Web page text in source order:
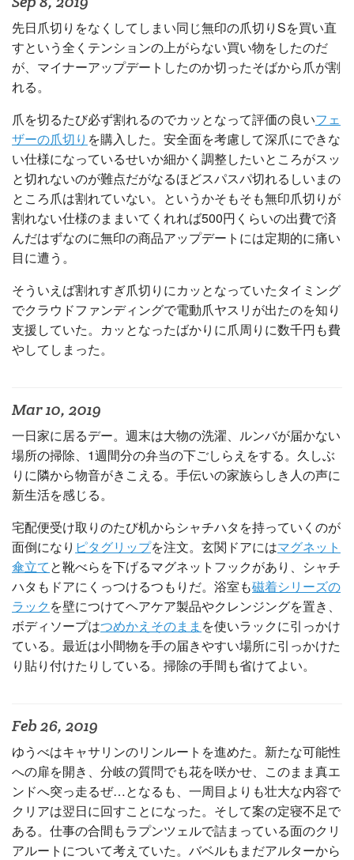
先日爪切りをなくしてしまい同じ無印の爪切りSを買い直
すという全くテンションの上がらない買い物をしたのだ
が、マイナーアップデートしたのか切ったそばから爪が割
れる。
爪を切るたび必ず割れるのでカッとなって評価の良いフェ
ザーの爪切り を購入した。安全面を考慮して深爪にできな
い仕様になっているせいか細かく調整したいところがスッ
と切れないのが難点だがなるほどスパスパ切れるしいまの
ところ爪は割れていない。というかそもそも無印爪切りが
割れない仕様のままいてくれれば500円くらいの出費で済
んだはずなのに無印の商品アップデートには定期的に痛い
目に遭う。
そういえば割れすぎ爪切りにカッとなっていたタイミング
でクラウドファンディングで電動爪ヤスリが出たのを知り
支援していた。カッとなったばかりに爪周りに数千円も費
やしてしまった。
Mar 10, 2019
一日家に居るデー。週末は大物の洗濯、ルンバが届かない
場所の掃除、1週間分の弁当の下ごしらえをする。久しぶ
りに隣から物音がきこえる。手伝いの家族らしき人の声に
新生活を感じる。
宅配便受け取りのたび机からシャチハタを持っていくのが
面倒になり ピタグリップを注文。玄関ドアにはマグネット
傘立てと靴べらを下げるマグネットフックがあり、シャチ
ハタもドアにくっつけるつもりだ。浴室も磁着シリーズの
ラック を壁につけてヘアケア製品やクレンジングを置き、
ボディソープはつめかえそのまま を使いラックに引っかけ
ている。最近は小間物を手の届きやすい場所に引っかけた
り貼り付けたりしている。掃除の手間も省けてよい。
Feb 26, 2019
ゆうべはキャサリンのリンルートを進めた。新たな可能性
への扉を開き、分岐の質問でも花を咲かせ、このまま真エ
ンドへ突っ走るぜ…となるも、一周目よりも壮大な内容で
クリアは翌日に回すことになった。そして案の定寝不足で
ある。仕事の合間もラプンツェルで詰まっている面のクリ
アルートについて考えていた。バベルもまだアルターから